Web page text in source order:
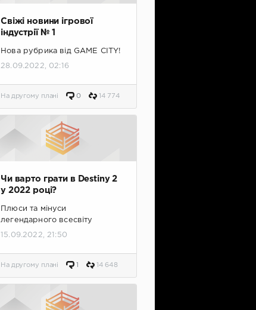
Свіжі новини ігрової
індустрії № 1
Нова рубрика від GAME CITY!
28.09.2022, 02:16
На другому плані 0 14 774
Чи варто грати в Destiny 2
у 2022 році?
Плюси та мінуси
легендарного всесвіту
15.09.2022, 21:50
На другому плані 1 14 648